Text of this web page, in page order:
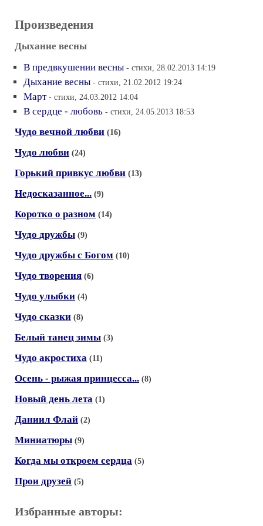
Произведения
Дыхание весны
В предвкушении весны - стихи, 28.02.2013 14:19
Дыхание весны - стихи, 21.02.2012 19:24
Март - стихи, 24.03.2012 14:04
В сердце - любовь - стихи, 24.05.2013 18:53
Чудо вечной любви (16)
Чудо любви (24)
Горький привкус любви (13)
Недосказанное... (9)
Коротко о разном (14)
Чудо дружбы (9)
Чудо дружбы с Богом (10)
Чудо творения (6)
Чудо улыбки (4)
Чудо сказки (8)
Белый танец зимы (3)
Чудо акростиха (11)
Осень - рыжая принцесса... (8)
Новый день лета (1)
Даниил Флай (2)
Миниатюры (9)
Когда мы откроем сердца (5)
Прои друзей (5)
Избранные авторы: